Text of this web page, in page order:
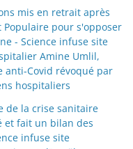
mis en retrait après
pour s'opposer
- Science infuse site
Amine Umlil,
Covid révoqué par
hospitaliers
de la crise sanitaire
et fait un bilan des
infuse site